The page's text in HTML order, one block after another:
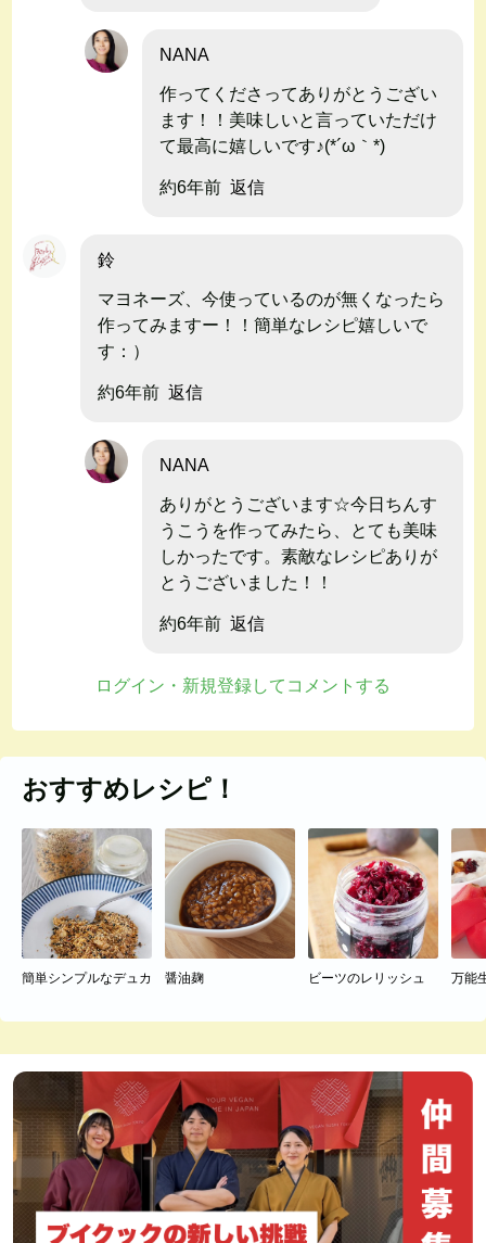
NANA
作ってくださってありがとうござい
ます！！美味しいと言っていただけ
て最高に嬉しいです♪(*´ω｀*)
約6年前 返信
鈴
マヨネーズ、今使っているのが無くなったら
作ってみますー！！簡単なレシピ嬉しいで
す：）
約6年前 返信
NANA
ありがとうございます☆今日ちんす
うこうを作ってみたら、とても美味
しかったです。素敵なレシピありが
とうございました！！
約6年前 返信
ログイン・新規登録してコメントする
おすすめレシピ！
簡単シンプルなデュカ 醤油麹 ビーツのレリッシュ 万能